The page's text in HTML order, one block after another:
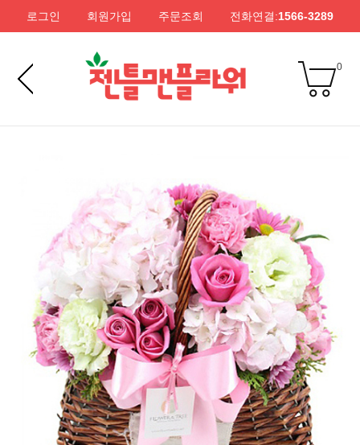
로그인 회원가입 주문조회 전화연결:1566-3289
0